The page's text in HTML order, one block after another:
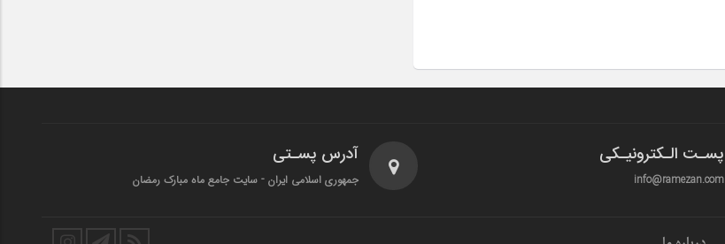
پسـت الـکترونیـکی
info@ramezan.com
آدرس پسـتی
جمهوری اسلامی ایران - سایت جامع ماه مبارک رمضان